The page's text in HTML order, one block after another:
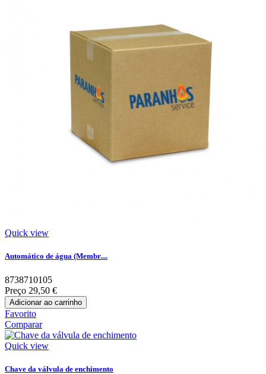
Quick view
Automático de água (Membr....
8738710105
Preço 29,50 €
Adicionar ao carrinho
Favorito
Comparar
Quick view
Chave da válvula de enchimento